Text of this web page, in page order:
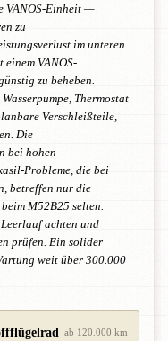
VANOS-Einheit —
zu
im unteren
VANOS-
zu beheben.
Thermostat
Verschleißteile,
Die
bei hohen
Probleme, die bei
betreffen nur die
M52B25 selten.
achten und
prüfen. Ein solider
weit über 300.000
ab 120.000 km